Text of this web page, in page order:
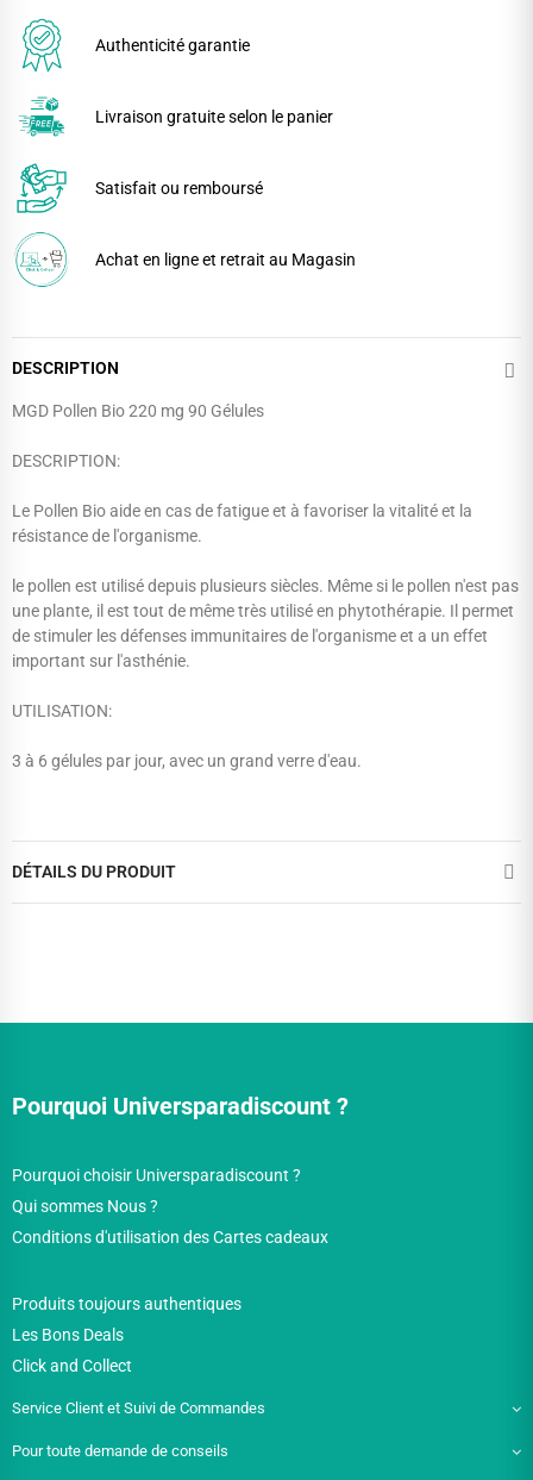
Authenticité garantie
Livraison gratuite selon le panier
Satisfait ou remboursé
Achat en ligne et retrait au Magasin
DESCRIPTION
MGD Pollen Bio 220 mg 90 Gélules
DESCRIPTION:
Le Pollen Bio aide en cas de fatigue et à favoriser la vitalité et la
résistance de l'organisme.
le pollen est utilisé depuis plusieurs siècles. Même si le pollen n'est pas
une plante, il est tout de même très utilisé en phytothérapie. Il permet
de stimuler les défenses immunitaires de l'organisme et a un effet
important sur l'asthénie.
UTILISATION:
3 à 6 gélules par jour, avec un grand verre d'eau.
DÉTAILS DU PRODUIT
Pourquoi Universparadiscount ?
Pourquoi choisir Universparadiscount ?
Qui sommes Nous ?
Conditions d'utilisation des Cartes cadeaux
Produits toujours authentiques
Les Bons Deals
Click and Collect
Service Client et Suivi de Commandes
Pour toute demande de conseils